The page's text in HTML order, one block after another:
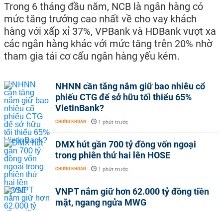
Trong 6 tháng đầu năm, NCB là ngân hàng có
mức tăng trưởng cao nhất về cho vay khách
hàng với xấp xỉ 37%, VPBank và HDBank vượt xa
các ngân hàng khác với mức tăng trên 20% nhờ
tham gia tái cơ cấu ngân hàng yếu kém.
NHNN cần tăng nắm giữ bao nhiêu cổ
phiếu CTG để sở hữu tối thiểu 65%
VietinBank?
CHỨNG KHOÁN - 1 phút trước
DMX hút gần 700 tỷ đồng vốn ngoại
trong phiên thứ hai lên HOSE
CHỨNG KHOÁN - 1 phút trước
VNPT nắm giữ hơn 62.000 tỷ đồng tiền
mặt, ngang ngửa MWG